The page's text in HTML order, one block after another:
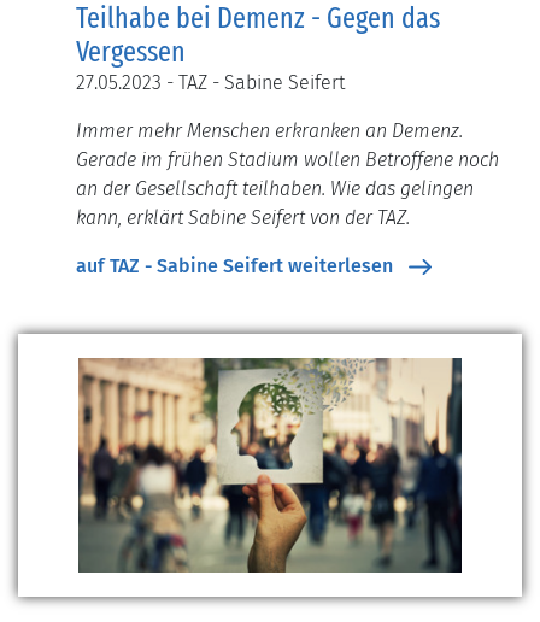
Teilhabe bei Demenz - Gegen das
Vergessen
27.05.2023 - TAZ - Sabine Seifert
Immer mehr Menschen erkranken an Demenz.
Gerade im frühen Stadium wollen Betroffene noch
an der Gesellschaft teilhaben. Wie das gelingen
kann, erklärt Sabine Seifert von der TAZ.
auf TAZ - Sabine Seifert weiterlesen